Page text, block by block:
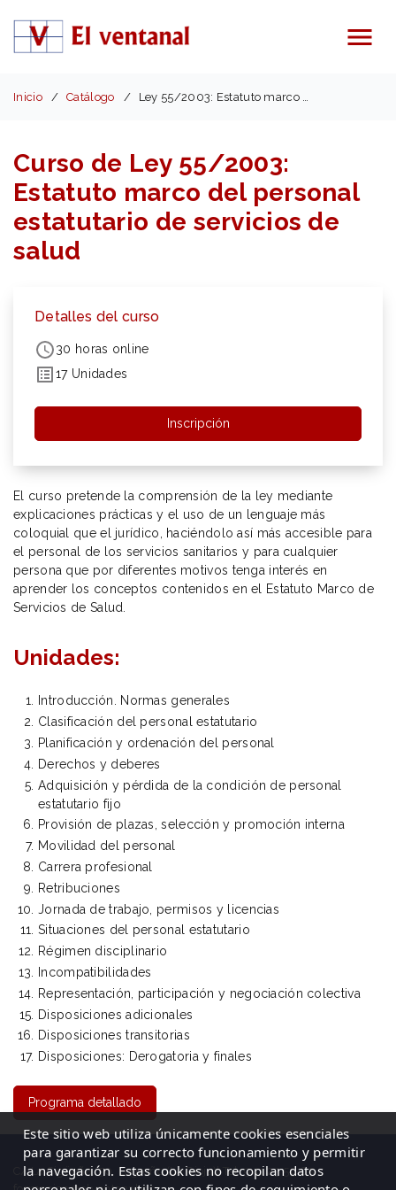
Menú
Inicio Catálogo Ley 55/2003: Estatuto marco servicios salud
Curso de Ley 55/2003:
Estatuto marco del personal
estatutario de servicios de
salud
Detalles del curso
30 horas online
17 Unidades
Inscripción
El curso pretende la comprensión de la ley mediante
explicaciones prácticas y el uso de un lenguaje más
coloquial que el jurídico, haciéndolo así más accesible para
el personal de los servicios sanitarios y para cualquier
persona que por diferentes motivos tenga interés en
aprender los conceptos contenidos en el Estatuto Marco de
Servicios de Salud.
Unidades:
Introducción. Normas generales
Clasificación del personal estatutario
Planificación y ordenación del personal
Derechos y deberes
Adquisición y pérdida de la condición de personal
estatutario fijo
Provisión de plazas, selección y promoción interna
Movilidad del personal
Carrera profesional
Retribuciones
Jornada de trabajo, permisos y licencias
Situaciones del personal estatutario
Régimen disciplinario
Incompatibilidades
Representación, participación y negociación colectiva
Disposiciones adicionales
Disposiciones transitorias
Disposiciones: Derogatoria y finales
Programa detallado
C/ La Cigüeña, 50, Logroño (La Rioja)| Tel: 941 23 59 65
Este sitio web utiliza únicamente cookies esenciales
para garantizar su correcto funcionamiento y permitir
la navegación. Estas cookies no recopilan datos